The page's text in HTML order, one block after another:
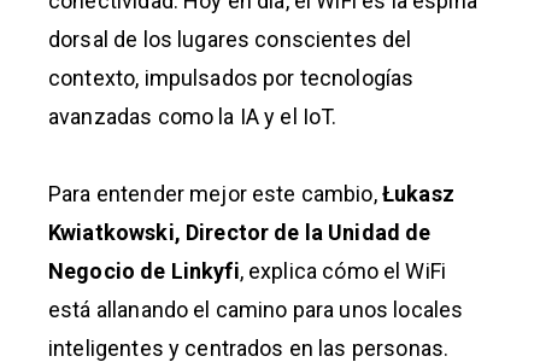
dorsal de los lugares conscientes del
contexto, impulsados por tecnologías
avanzadas como la IA y el IoT.
Para entender mejor este cambio,Łukasz
Kwiatkowski, Director de la Unidad de
Negocio de Linkyfi, explica cómo el WiFi
está allanando el camino para unos locales
inteligentes y centrados en las personas.